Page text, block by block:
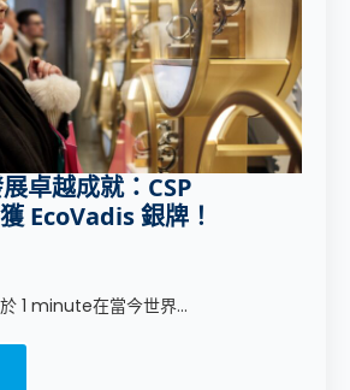
卓越成就：CSP
EcoVadis 銀牌！
1 minute在當今世界...